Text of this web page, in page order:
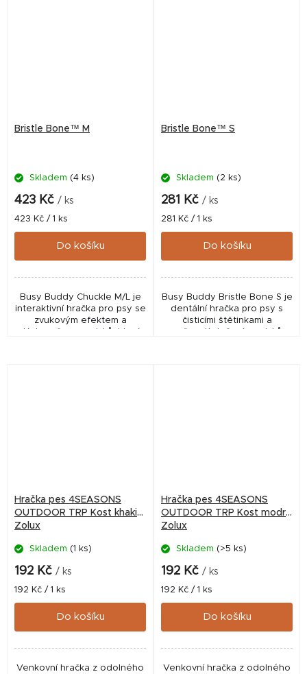
Bristle Bone™ M
Skladem (4 ks)
423 Kč / ks
Měrná
cena:
423 Kč / 1 ks
Do košíku
Busy Buddy Chuckle M/L je
interaktivní hračka pro psy se
zvukovým efektem a
dávkovačem pamlsků, která
Bristle Bone™ S
Skladem (2 ks)
281 Kč / ks
Měrná
cena:
281 Kč / 1 ks
Do košíku
Busy Buddy Bristle Bone S je
dentální hračka pro psy s
čisticími štětinkami a
možností vložení pamlsků,
Hračka pes 4SEASONS
OUTDOOR TRP Kost khaki
Zolux
Skladem (1 ks)
192 Kč / ks
Měrná
cena:
192 Kč / 1 ks
Do košíku
Venkovní hračka z odolného
Hračka pes 4SEASONS
OUTDOOR TRP Kost modrá
Zolux
Skladem (>5 ks)
192 Kč / ks
Měrná
cena:
192 Kč / 1 ks
Do košíku
Venkovní hračka z odolného